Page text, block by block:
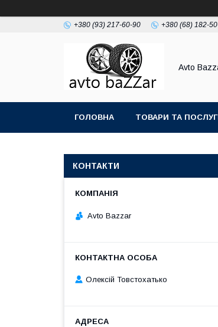
+380 (93) 217-60-90 +380 (68) 182-
Avto
ГОЛОВНА ТОВАРИ ТА
КОНТАКТИ
Avto Bazzar
Олексій Товстохатько